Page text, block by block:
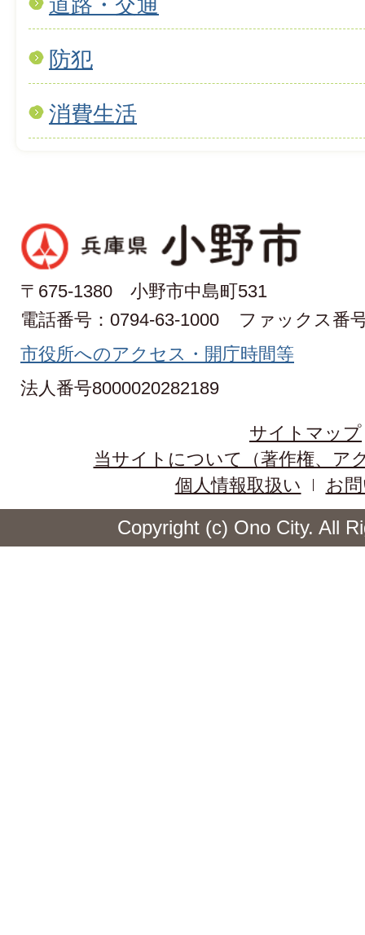
防犯
消費生活
〒675-1380 小野市中島町531
電話番号：0794-63-1000
ファックス番
市役所へのアクセス・開庁時間等
法人番号8000020282189
サイトマップ
当サイトについて（著作権、ア
個人情報取扱い
お
Copyright (c) Ono City. All